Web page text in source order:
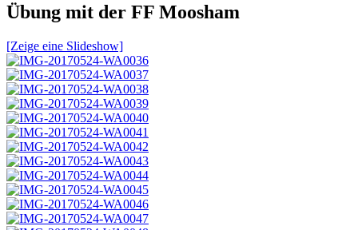
Übung mit der FF Moosham
[Zeige eine Slideshow]